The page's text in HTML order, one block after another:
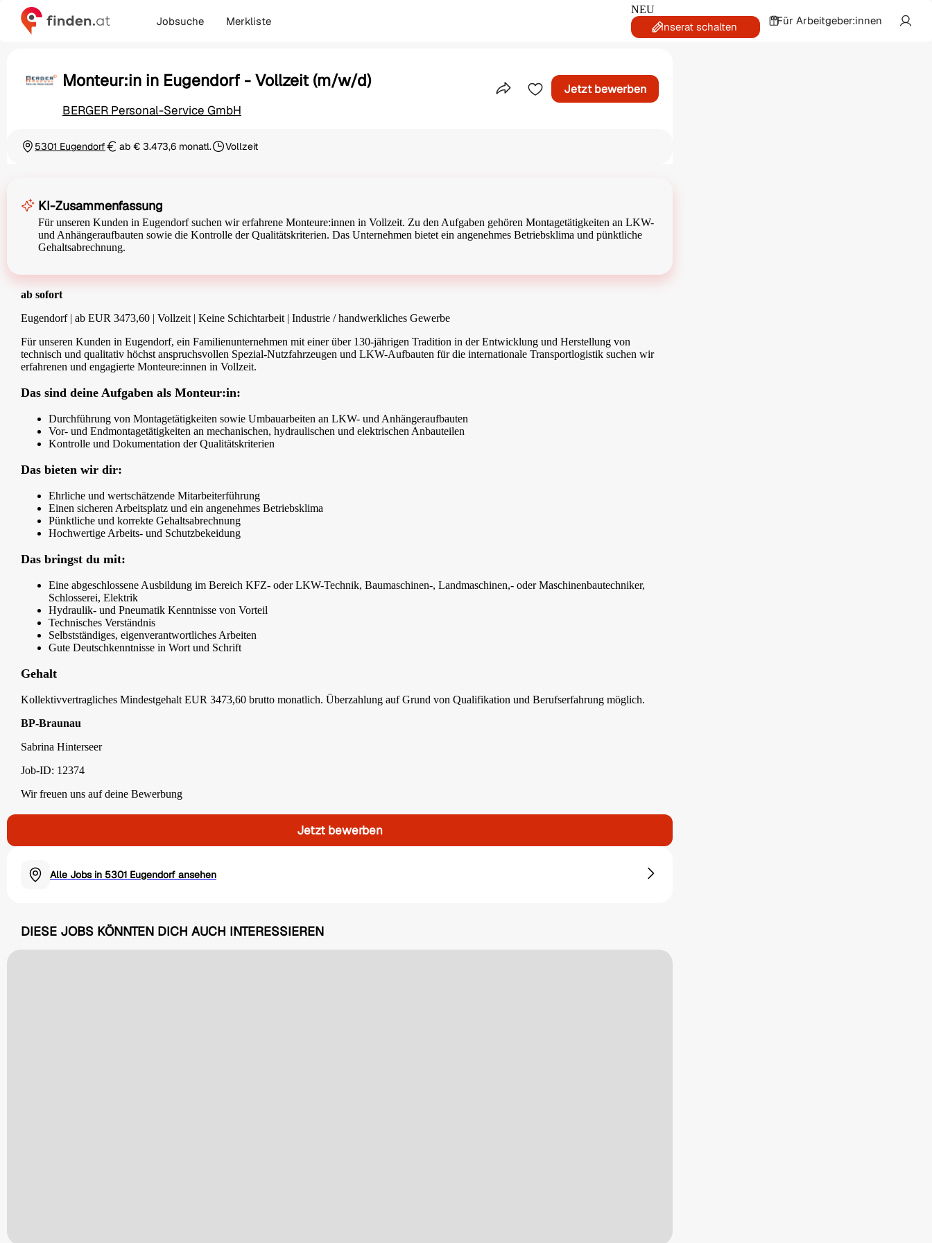
Jobsuche Merkliste
NEU
Inserat schalten Für Arbeitgeber:innen
Monteur:in in Eugendorf - Vollzeit (m/w/d)
BERGER Personal-Service GmbH
Teile dieses Inserat
Jetzt bewerben
Ortschaft
5301 EugendorfGehaltab € 3.473,6 monatl.Beschäftigungsart
Vollzeit
KI-Zusammenfassung
Für unseren Kunden in Eugendorf suchen wir erfahrene Monteure:innen in Vollzeit. Zu den Aufgaben gehören Montagetätigkeiten an LKW-
und Anhängeraufbauten sowie die Kontrolle der Qualitätskriterien. Das Unternehmen bietet ein angenehmes Betriebsklima und pünktliche
Gehaltsabrechnung.
ab sofort
Eugendorf | ab EUR 3473,60 | Vollzeit | Keine Schichtarbeit | Industrie / handwerkliches Gewerbe
Für unseren Kunden in Eugendorf, ein Familienunternehmen mit einer über 130-jährigen Tradition in der Entwicklung und Herstellung von
technisch und qualitativ höchst anspruchsvollen Spezial-Nutzfahrzeugen und LKW-Aufbauten für die internationale Transportlogistik suchen wir
erfahrenen und engagierte Monteure:innen in Vollzeit.
Das sind deine Aufgaben als Monteur:in:
Durchführung von Montagetätigkeiten sowie Umbauarbeiten an LKW- und Anhängeraufbauten
Vor- und Endmontagetätigkeiten an mechanischen, hydraulischen und elektrischen Anbauteilen
Kontrolle und Dokumentation der Qualitätskriterien
Das bieten wir dir:
Ehrliche und wertschätzende Mitarbeiterführung
Einen sicheren Arbeitsplatz und ein angenehmes Betriebsklima
Pünktliche und korrekte Gehaltsabrechnung
Hochwertige Arbeits- und Schutzbekeidung
Das bringst du mit:
Eine abgeschlossene Ausbildung im Bereich KFZ- oder LKW-Technik, Baumaschinen-, Landmaschinen,- oder Maschinenbautechniker,
Schlosserei, Elektrik
Hydraulik- und Pneumatik Kenntnisse von Vorteil
Technisches Verständnis
Selbstständiges, eigenverantwortliches Arbeiten
Gute Deutschkenntnisse in Wort und Schrift
Gehalt
Kollektivvertragliches Mindestgehalt EUR 3473,60 brutto monatlich. Überzahlung auf Grund von Qualifikation und Berufserfahrung möglich.
BP-Braunau
Sabrina Hinterseer
Job-ID: 12374
Wir freuen uns auf deine Bewerbung
Jetzt bewerben
Alle Jobs in 5301 Eugendorf ansehen
DIESE JOBS KÖNNTEN DICH AUCH INTERESSIEREN